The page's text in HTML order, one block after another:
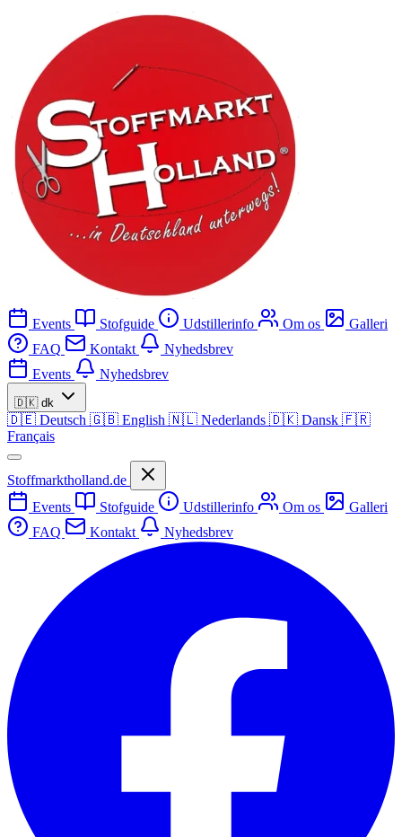
Events Stofguide Udstillerinfo Om os
Galleri
FAQ
Kontakt
Nyhedsbrev
Events
Nyhedsbrev
🇩🇰 dk
🇩🇪 Deutsch 🇬🇧 English 🇳🇱 Nederlands 🇩🇰 Dansk 🇫🇷
Français
Stoffmarktholland.de
Events
Stofguide Udstillerinfo Om os
Galleri
FAQ
Kontakt Nyhedsbrev